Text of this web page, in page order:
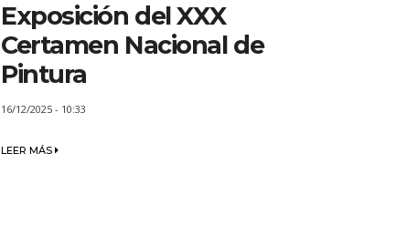
Exposición del XXX
Certamen Nacional de
Pintura
16/12/2025 - 10:33
LEER MÁS